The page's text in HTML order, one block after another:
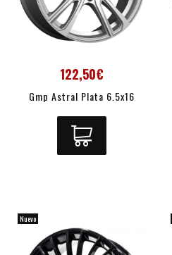
122,50€
Gmp Astral Plata 6.5x16
Nuevo